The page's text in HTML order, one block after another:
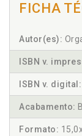
FICHA
Autor(es):
ISBN v.
ISBN v. digital:
Acabamento:
Formato: